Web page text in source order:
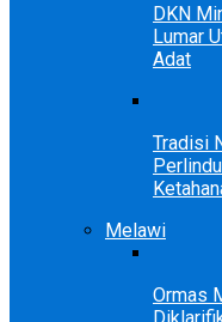
DKN
Lumar
Adat
Tradisi
Melawi
Ormas